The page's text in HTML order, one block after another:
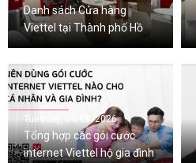
Danh sách Cửa hàng
Viettel tại Thành phố Hồ
Chí Minh
Tuesday, 04/08/2026
Tổng hợp các gói cước
internet Viettel hộ gia đình